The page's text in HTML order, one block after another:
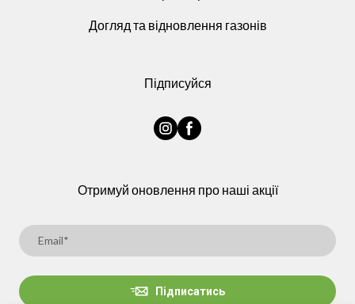
Догляд та відновлення газонів
Підписуйся
Отримуй оновлення про наші акції
Підписатись